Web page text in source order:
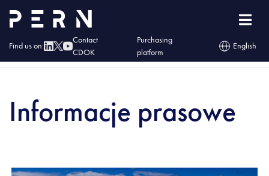
Find us on:
Contact
CDOK
Purchasing
platform
English
»Press release
Informacje prasowe